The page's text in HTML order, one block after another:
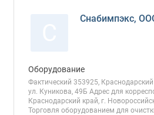
Снабимпэкс,
Оборудование
Фактический 353925,
ул. Куникова, 49Б Адрес для
Краснодарский край, г.
Торговля оборудованием для